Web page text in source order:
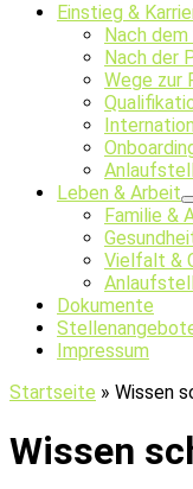
Einstieg &
Nach
Nach der
Wege zur
Leben & Arbeit
Familie &
Vielfalt &
Dokumente
Impressum
Startseite » Wissen
Wissen